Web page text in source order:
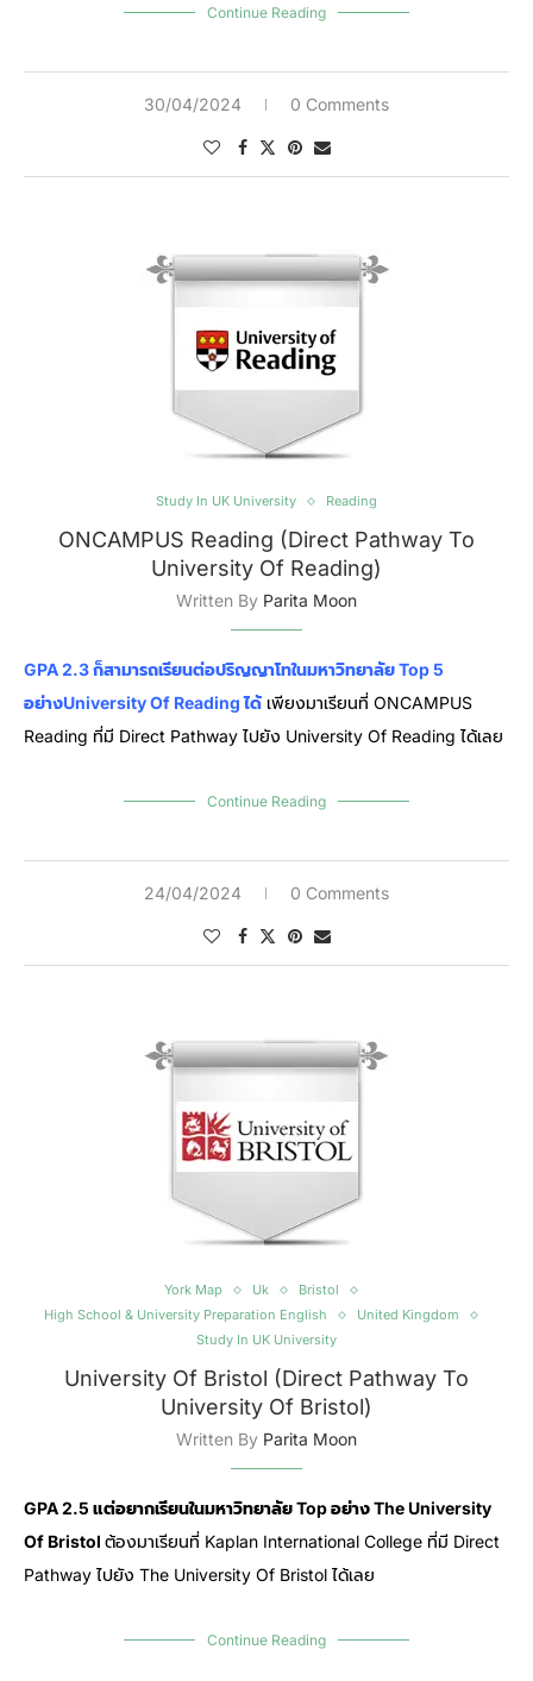
Continue Reading
30/04/2024 0 Comments
Study In UK University Reading
ONCAMPUS Reading (Direct Pathway To
University Of Reading)
Written By Parita Moon
GPA 2.3 ก็สามารถเรียนต่อปริญญาโทในมหาวิทยาลัย Top 5
อย่างUniversity Of Reading ได้ เพียงมาเรียนที่ ONCAMPUS
Reading ที่มี Direct Pathway ไปยัง University Of Reading ได้เลย
Continue Reading
24/04/2024 0 Comments
York Map Uk
Bristol
High School & University Preparation English
United Kingdom
Study In UK University
University Of Bristol (Direct Pathway To
University Of Bristol)
Written By Parita Moon
GPA 2.5 แต่อยากเรียนในมหาวิทยาลัย Top อย่าง The University
Of Bristol ต้องมาเรียนที่ Kaplan International College ที่มี Direct
Pathway ไปยัง The University Of Bristol ได้เลย
Continue Reading